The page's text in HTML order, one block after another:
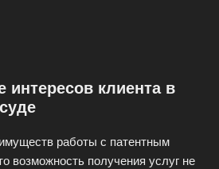
интересов клиента в
работы с патентным
возможность получения услуг не